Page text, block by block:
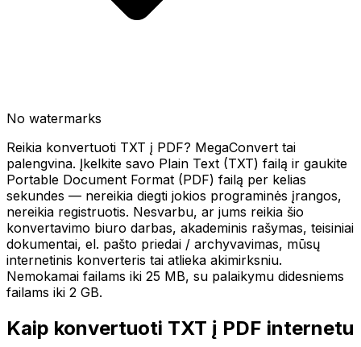
No watermarks
Reikia konvertuoti TXT į PDF? MegaConvert tai
palengvina. Įkelkite savo Plain Text (TXT) failą ir gaukite
Portable Document Format (PDF) failą per kelias
sekundes — nereikia diegti jokios programinės įrangos,
nereikia registruotis. Nesvarbu, ar jums reikia šio
konvertavimo biuro darbas, akademinis rašymas, teisiniai
dokumentai, el. pašto priedai / archyvavimas, mūsų
internetinis konverteris tai atlieka akimirksniu.
Nemokamai failams iki 25 MB, su palaikymu didesniems
failams iki 2 GB.
Kaip konvertuoti TXT į PDF internetu